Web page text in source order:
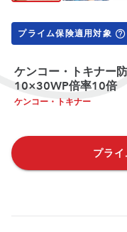
プライム保険適用対象
ケンコー・トキナー
10×30WP倍率10倍
ケンコー・トキナー
プラ